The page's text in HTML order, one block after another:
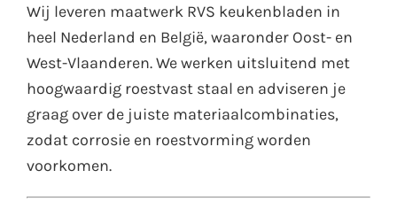
Wij leveren maatwerk RVS keukenbladen in
heel Nederland en België, waaronder Oost- en
West-Vlaanderen. We werken uitsluitend met
hoogwaardig roestvast staal en adviseren je
graag over de juiste materiaalcombinaties,
zodat corrosie en roestvorming worden
voorkomen.